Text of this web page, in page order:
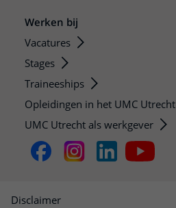
Werken bij
Vacatures
Stages
Traineeships
Opleidingen in het UMC Utrecht
UMC Utrecht als werkgever
Disclaimer